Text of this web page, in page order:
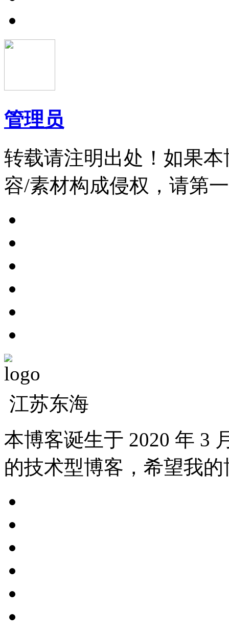
TCP 四次挥手
客户端发送确认报文，第四次挥手 (ACK=1，seq=u+1,ack=w+1)，客户
管理员
转载请注明出处！如果
容/素材构成侵权，请第
江苏东海
本博客诞生于 2020 年 3
的技术型博客，希望我